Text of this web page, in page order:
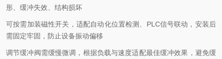
形、缓冲失效、结构损坏
可按需加装磁性开关，适配自动化位置检测、PLC信号联动，安装后
需固定牢固，防止设备振动偏移
调节缓冲阀需缓慢微调，根据负载与速度适配最佳缓冲效果，避免缓